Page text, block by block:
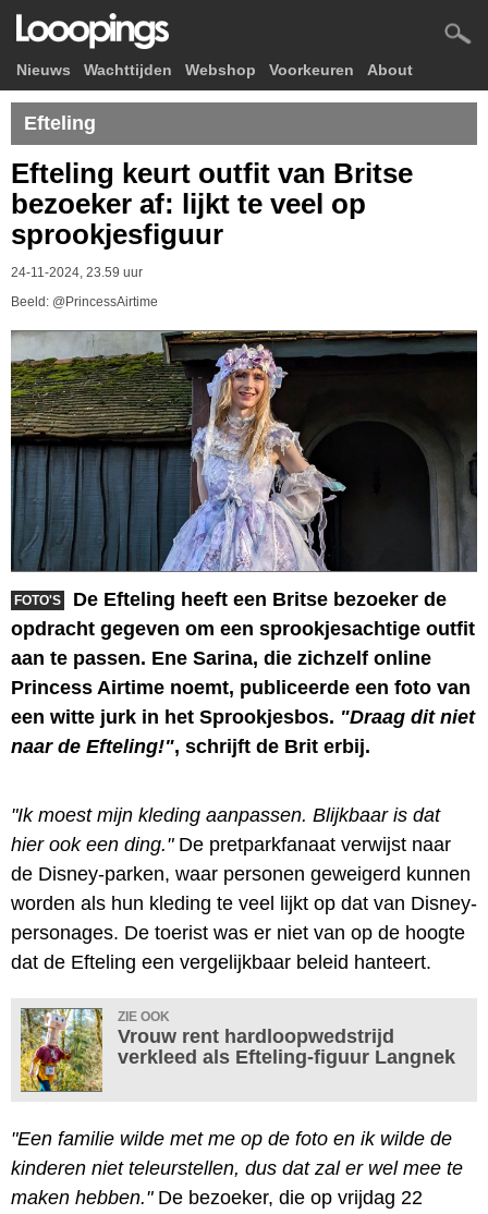
Nieuws Wachttijden Webshop Voorkeuren About
Efteling
Efteling keurt outfit van Britse
bezoeker af: lijkt te veel op
sprookjesfiguur
24-11-2024, 23.59 uur
Beeld: @PrincessAirtime
FOTO'S
De Efteling heeft een Britse bezoeker de
opdracht gegeven om een sprookjesachtige outfit
aan te passen. Ene Sarina, die zichzelf online
Princess Airtime noemt, publiceerde een foto van
een witte jurk in het Sprookjesbos. "Draag dit niet
naar de Efteling!", schrijft de Brit erbij.
"Ik moest mijn kleding aanpassen. Blijkbaar is dat
hier ook een ding."De pretparkfanaat verwijst naar
de Disney-parken, waar personen geweigerd kunnen
worden als hun kleding te veel lijkt op dat van Disney-
personages. De toerist was er niet van op de hoogte
dat de Efteling een vergelijkbaar beleid hanteert.
ZIE OOK
Vrouw rent hardloopwedstrijd
verkleed als Efteling-figuur Langnek
"Een familie wilde met me op de foto en ik wilde de
kinderen niet teleurstellen, dus dat zal er wel mee te
maken hebben."De bezoeker, die op vrijdag 22